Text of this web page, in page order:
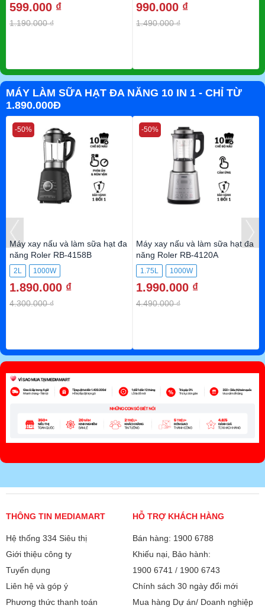
599.000 ₫
1.190.000 ₫
990.000 ₫
1.490.000 ₫
MÁY LÀM SỮA HẠT ĐA NĂNG 10 IN 1 - CHỈ TỪ
1.890.000Đ
Máy xay nấu và làm sữa hạt đa
năng Roler RB-4158B
2L 1000W
1.890.000 ₫
4.300.000 ₫
-50%
Máy xay nấu và làm sữa hạt đa
năng Roler RB-4120A
1.75L 1000W
1.990.000 ₫
4.490.000 ₫
-50%
THÔNG TIN MEDIAMART
Hệ thống 334 Siêu thị
Giới thiệu công ty
Tuyển dụng
Liên hệ và góp ý
Phương thức thanh toán
HỖ TRỢ KHÁCH HÀNG
Bán hàng: 1900 6788
Khiếu nại, Bảo hành:
1900 6741 / 1900 6743
Chính sách 30 ngày đổi mới
Mua hàng Dự án/ Doanh nghiệp